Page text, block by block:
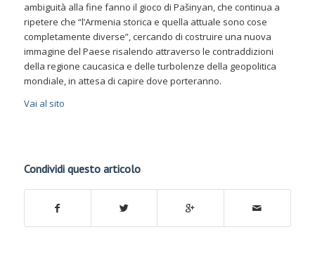
ambiguità alla fine fanno il gioco di Pašinyan, che continua a
ripetere che “l’Armenia storica e quella attuale sono cose
completamente diverse”, cercando di costruire una nuova
immagine del Paese risalendo attraverso le contraddizioni
della regione caucasica e delle turbolenze della geopolitica
mondiale, in attesa di capire dove porteranno.
Vai al sito
Condividi questo articolo